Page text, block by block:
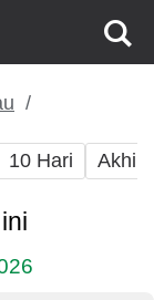
10 Hari Akhir